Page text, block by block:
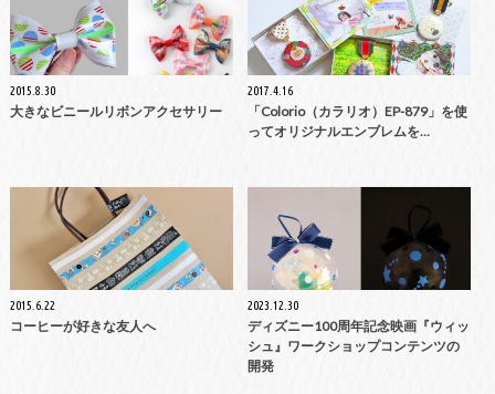
2015.8.30
大きなビニールリボンアクセサリー
2017.4.16
「Colorio（カラリオ）EP-879」を使
ってオリジナルエンブレムを…
2015.6.22
コーヒーが好きな友人へ
2023.12.30
ディズニー100周年記念映画『ウィッ
シュ』ワークショップコンテンツの
開発